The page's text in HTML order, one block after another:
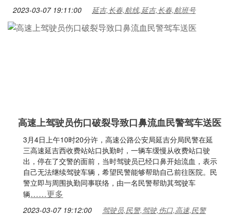
2023-03-07 19:11:00 延吉,长春,航线,延吉,长春,航班号
高速上驾驶员伤口破裂导致口鼻流血民警驾车送医
3月4日上午10时20分许，高速公路公安局延吉分局民警在延
三高速延吉西收费站站口执勤时，一辆车缓慢从收费站口驶
出，停在了交警的面前，当时驾驶员已经口鼻开始流血，表示
自己无法继续驾驶车辆，希望民警能够帮助自己前往医院。民
警立即与周围执勤同事联络，由一名民警帮助其驾驶车
辆……更多
2023-03-07 19:12:00 驾驶员,民警,驾驶,伤口,高速,民警